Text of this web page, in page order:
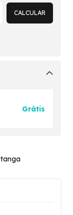
CALCULAR
Grátis
tanga